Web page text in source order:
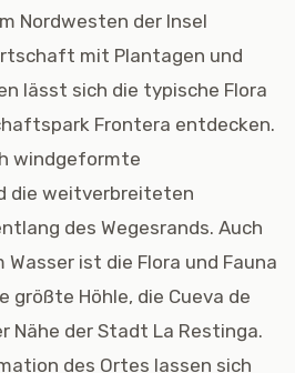
Nordwesten der Insel
mit Plantagen und
lässt sich die typische Flora
Frontera entdecken.
windgeformte
die weitverbreiteten
des Wegesrands. Auch
Wasser ist die Flora und Fauna
größte Höhle, die Cueva de
Nähe der Stadt La Restinga.
des Ortes lassen sich